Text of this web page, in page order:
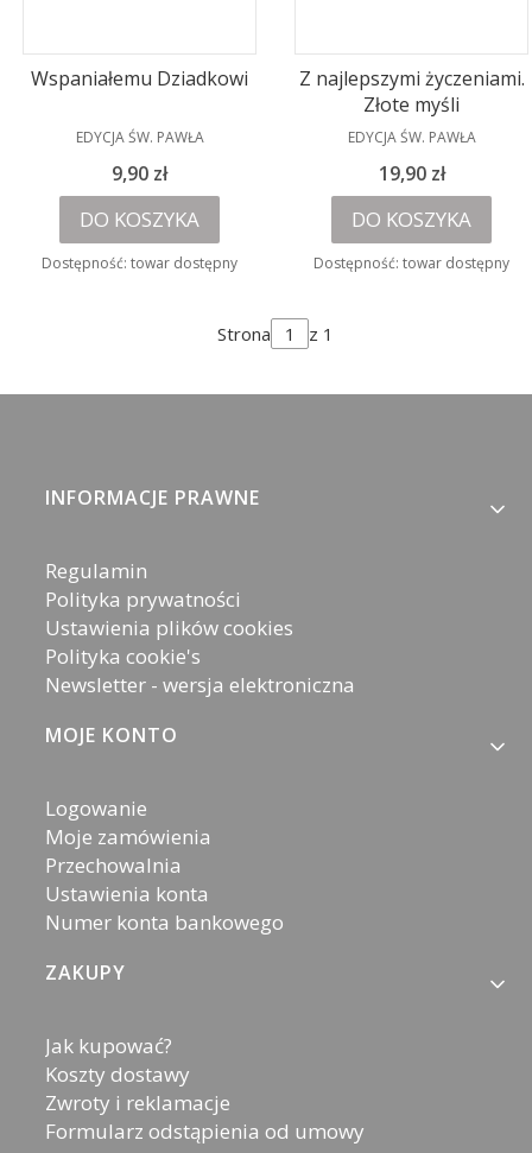
Wspaniałemu Dziadkowi
PRODUCENT
EDYCJA ŚW. PAWŁA
Cena
9,90 zł
DO KOSZYKA
Dostępność: towar dostępny
Z najlepszymi życzeniami.
Złote myśli
PRODUCENT
EDYCJA ŚW. PAWŁA
Cena
19,90 zł
DO KOSZYKA
Dostępność: towar dostępny
Strona z 1
Linki w stopce
INFORMACJE PRAWNE
Regulamin
Polityka prywatności
Ustawienia plików cookies
Polityka cookie's
Newsletter - wersja elektroniczna
MOJE KONTO
Logowanie
Moje zamówienia
Przechowalnia
Ustawienia konta
Numer konta bankowego
ZAKUPY
Jak kupować?
Koszty dostawy
Zwroty i reklamacje
Formularz odstąpienia od umowy